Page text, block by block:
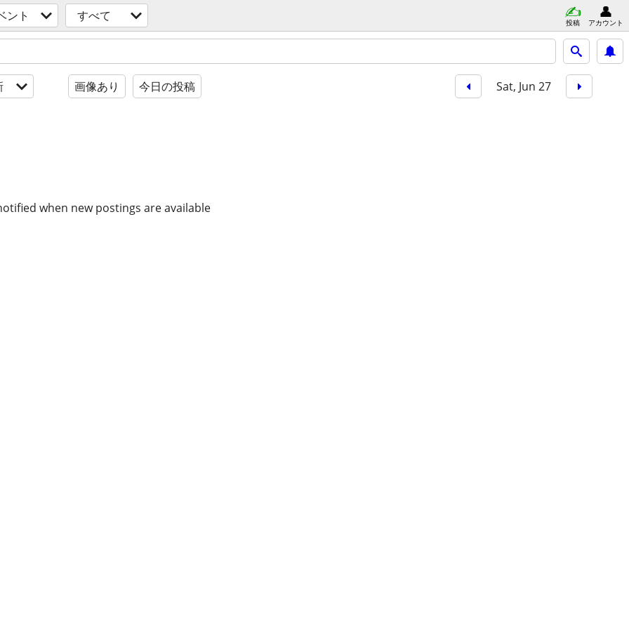
ント すべて 投稿 アカウント
画像あり 今日の投稿 Sat, Jun 27
when new postings are available